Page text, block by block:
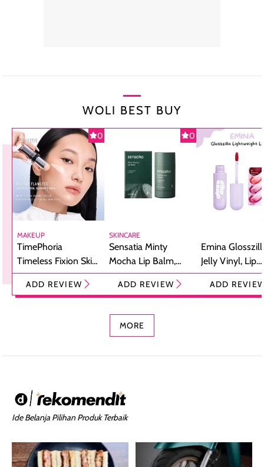
WOLI BEST BUY
0
MAKEUP
TimePhoria
Timeless Fixion Skin
Tint Stick,
Foundation dan
ADD REVIEW
0
SKINCARE
Sensatia Minty
Mocha Lip Balm,
Pelembap Bibir
dengan Aroma
ADD REVIEW
Emina
Jelly Vinyl, Lip
Cream Glossy
Ringan
ADD
MORE
Ide Belanja Pilihan Produk Terbaik